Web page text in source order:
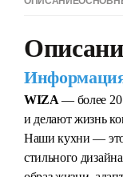
WIZA — более 20
и делают жизнь
Наши кухни — это
стильного